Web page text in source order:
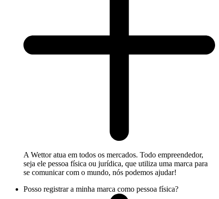
A Wettor atua em todos os mercados. Todo empreendedor,
seja ele pessoa física ou jurídica, que utiliza uma marca para
se comunicar com o mundo, nós podemos ajudar!
Posso registrar a minha marca como pessoa física?